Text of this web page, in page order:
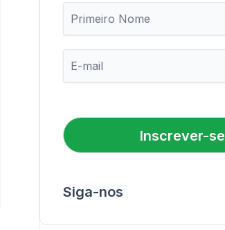
i
m
N
o
m
m
l
*
Inscrever-se
Siga-nos